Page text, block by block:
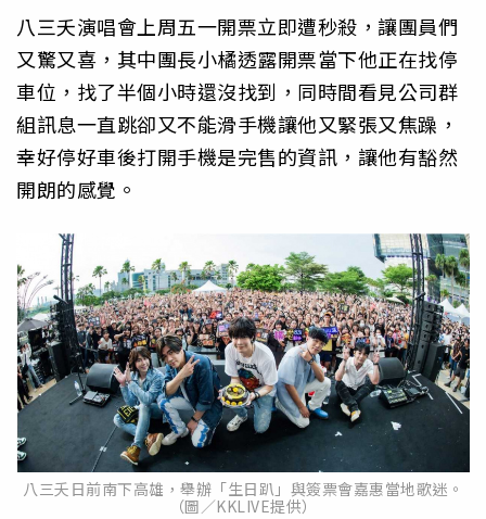
八三夭演唱會上周五一開票立即遭秒殺，讓團員們
又驚又喜，其中團長小橘透露開票當下他正在找停
車位，找了半個小時還沒找到，同時間看見公司群
組訊息一直跳卻又不能滑手機讓他又緊張又焦躁，
幸好停好車後打開手機是完售的資訊，讓他有豁然
開朗的感覺。
八三夭日前南下高雄，舉辦「生日趴」與簽票會嘉惠當地歌迷。
（圖／KKLIVE提供）